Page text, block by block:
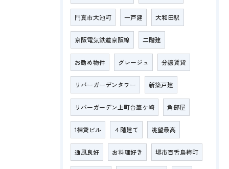
門真市大池町 一戸建 大和田駅
京阪電気鉄道京阪線 二階建
お勧め物件 グレージュ 分譲賃貸
リバーガーデンタワー 新築戸建
リバーガーデン上町台筆ケ崎 角部屋
1棟貸ビル ４階建て 眺望最高
通風良好 お料理好き 堺市百舌鳥梅町